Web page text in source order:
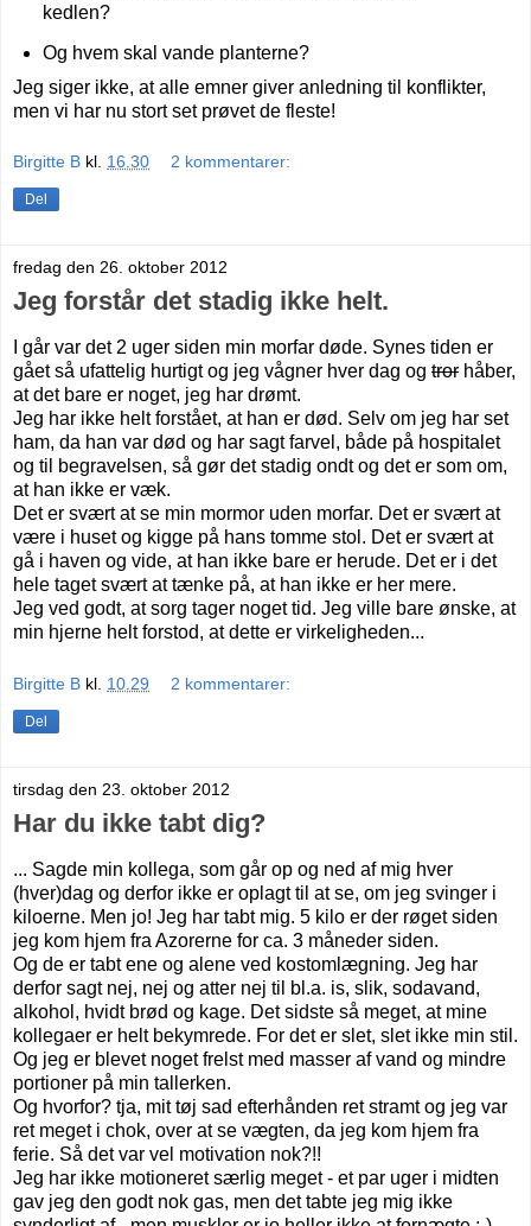
kedlen?
Og hvem skal vande planterne?
Jeg siger ikke, at alle emner giver anledning til konflikter,
men vi har nu stort set prøvet de fleste!
Birgitte B kl. 16.30 2 kommentarer:
Del
fredag den 26. oktober 2012
Jeg forstår det stadig ikke helt.
I går var det 2 uger siden min morfar døde. Synes tiden er
gået så ufattelig hurtigt og jeg vågner hver dag og tror håber,
at det bare er noget, jeg har drømt.
Jeg har ikke helt forstået, at han er død. Selv om jeg har set
ham, da han var død og har sagt farvel, både på hospitalet
og til begravelsen, så gør det stadig ondt og det er som om,
at han ikke er væk.
Det er svært at se min mormor uden morfar. Det er svært at
være i huset og kigge på hans tomme stol. Det er svært at
gå i haven og vide, at han ikke bare er herude. Det er i det
hele taget svært at tænke på, at han ikke er her mere.
Jeg ved godt, at sorg tager noget tid. Jeg ville bare ønske, at
min hjerne helt forstod, at dette er virkeligheden...
Birgitte B kl. 10.29 2 kommentarer:
Del
tirsdag den 23. oktober 2012
Har du ikke tabt dig?
... Sagde min kollega, som går op og ned af mig hver
(hver)dag og derfor ikke er oplagt til at se, om jeg svinger i
kiloerne. Men jo! Jeg har tabt mig. 5 kilo er der røget siden
jeg kom hjem fra Azorerne for ca. 3 måneder siden.
Og de er tabt ene og alene ved kostomlægning. Jeg har
derfor sagt nej, nej og atter nej til bl.a. is, slik, sodavand,
alkohol, hvidt brød og kage. Det sidste så meget, at mine
kollegaer er helt bekymrede. For det er slet, slet ikke min stil.
Og jeg er blevet noget frelst med masser af vand og mindre
portioner på min tallerken.
Og hvorfor? tja, mit tøj sad efterhånden ret stramt og jeg var
ret meget i chok, over at se vægten, da jeg kom hjem fra
ferie. Så det var vel motivation nok?!!
Jeg har ikke motioneret særlig meget - et par uger i midten
gav jeg den godt nok gas, men det tabte jeg mig ikke